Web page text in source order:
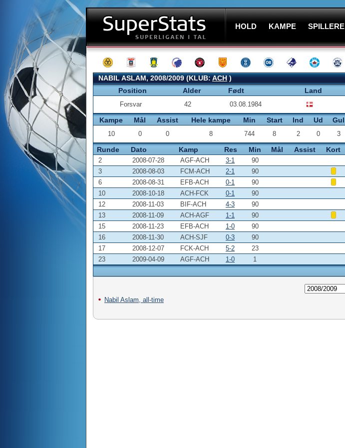
HOLD KAMPE SPILLERE
NABIL ASLAM, 2008/2009 (KLUB:ACH)
Position
Alder Født Land
Forsvar 42 03.08.1984
Kampe Mål Assist Hele kampe Min Start Ind Ud Gul
10 0 0 8 744 8 2 0 3
Runde Dato Kamp Res Min Mål Assist Kort
2 2008-07-28 AGF-ACH 3-1
90
3
2008-08-03 FCM-ACH 2-1 90
6
2008-08-31 EFB-ACH 0-1 90
10
2008-10-18 ACH-FCK 0-1
90
12
2008-11-03 BIF-ACH 4-3
90
13
2008-11-09 ACH-AGF 1-1 90
15
2008-11-23 EFB-ACH 1-0
90
16
2008-11-30 ACH-SJF 0-3
90
17
2008-12-07 FCK-ACH 5-2
23
23
2009-04-09 AGF-ACH 1-0 1
Nabil Aslam, all-time